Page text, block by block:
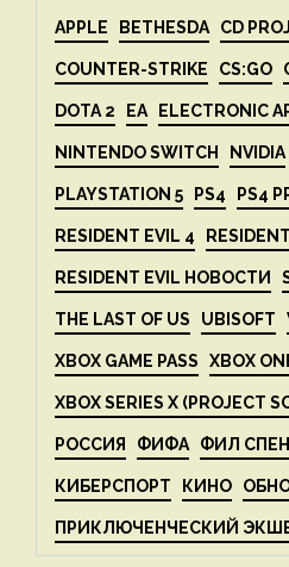
APPLE BETHESDA CD
COUNTER-STRIKE CS:GO
DOTA 2 EA ELECTRONIC
NINTENDO SWITCH NVIDIA
PLAYSTATION 5 PS4 PS4
RESIDENT EVIL 4
RESIDENT EVIL НОВОСТИ
THE LAST OF US UBISOFT
XBOX GAME PASS XBOX
XBOX SERIES X (PROJECT
РОССИЯ ФИФА ФИЛ
КИБЕРСПОРТ КИНО
ПРИКЛЮЧЕНЧЕСКИЙ